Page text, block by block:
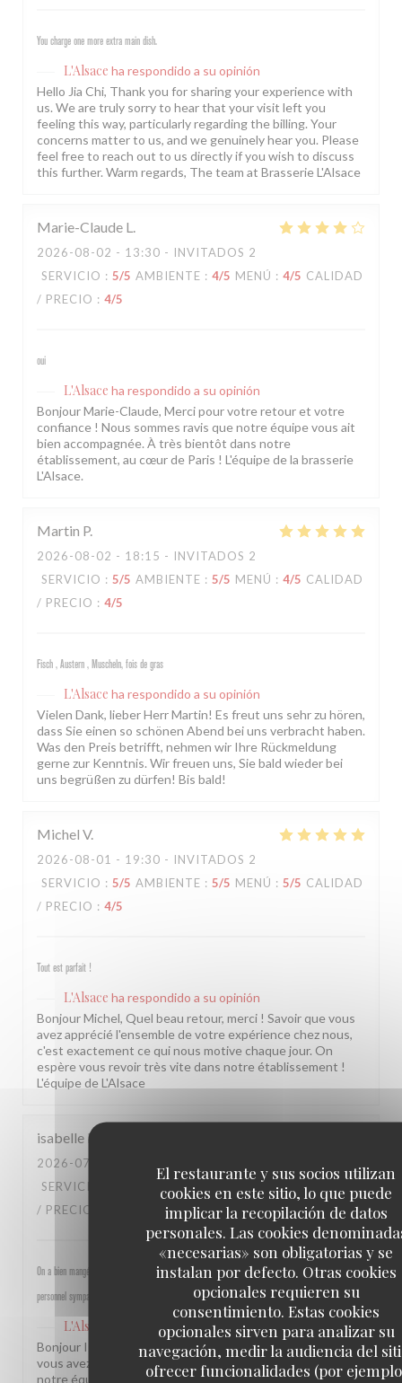
El restaurante y sus socios utilizan
cookies en este sitio, lo que puede
implicar la recopilación de datos
personales. Las cookies
«necesarias» son obligatorias y se
instalan por defecto. Otras cookies
opcionales requieren su
consentimiento. Estas cookies
opcionales sirven para analizar su
navegación, medir la audiencia del
ofrecer funcionalidades (por
You charge one more extra main dish.
L'Alsace ha respondido a su opinión
Hello Jia Chi, Thank you for sharing your experience with
us. We are truly sorry to hear that your visit left you
feeling this way, particularly regarding the billing. Your
concerns matter to us, and we genuinely hear you. Please
feel free to reach out to us directly if you wish to discuss
this further. Warm regards, The team at Brasserie L'Alsace
Marie-Claude L
2026-08-02 - 13:30 - INVITADOS 2
SERVICIO : 5/5 AMBIENTE : 4/5 MENÚ : 4/5 CALIDAD
/ PRECIO : 4/5
oui
L'Alsace ha respondido a su opinión
Bonjour Marie-Claude, Merci pour votre retour et votre
confiance ! Nous sommes ravis que notre équipe vous ait
bien accompagnée. À très bientôt dans notre
établissement, au cœur de Paris ! L'équipe de la brasserie
L'Alsace.
Martin P
2026-08-02 - 18:15 - INVITADOS 2
SERVICIO : 5/5 AMBIENTE : 5/5 MENÚ : 4/5 CALIDAD
/ PRECIO : 4/5
Fisch , Austern , Muscheln, fois de gras
L'Alsace ha respondido a su opinión
Vielen Dank, lieber Herr Martin! Es freut uns sehr zu hören,
dass Sie einen so schönen Abend bei uns verbracht haben.
Was den Preis betrifft, nehmen wir Ihre Rückmeldung
gerne zur Kenntnis. Wir freuen uns, Sie bald wieder bei
uns begrüßen zu dürfen! Bis bald!
Michel V
2026-08-01 - 19:30 - INVITADOS 2
SERVICIO : 5/5 AMBIENTE : 5/5 MENÚ : 5/5 CALIDAD
/ PRECIO : 4/5
Tout est parfait !
L'Alsace ha respondido a su opinión
Bonjour Michel, Quel beau retour, merci ! Savoir que vous
avez apprécié l'ensemble de votre expérience chez nous,
c'est exactement ce qui nous motive chaque jour. On
espère vous revoir très vite dans notre établissement !
L'équipe de L'Alsace
isabelle M
2026-07-30
SERVICIO
AMBIENTE MENÚ : 4
CALIDAD
/ PRECIO
On a bien mangé, bon rapport qualité prix pour les champs, très bel emplacement, peu d attente,
personnel sympathique et efficace.
L'Alsace
ha respondido a su opinión
Bonjour Isabelle, Merci pour ce beau retour ! Savoir que
vous avez passé un bon moment près des Champs et que
notre équipe a été à la hauteur, c'est une vraie fierté pour